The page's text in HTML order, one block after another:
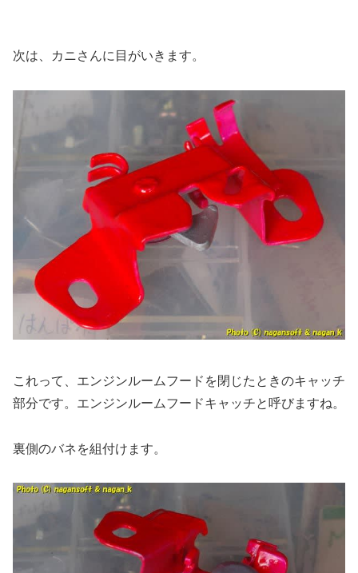
次は、カニさんに目がいきます。
これって、エンジンルームフードを閉じたときのキャッチ
部分です。エンジンルームフードキャッチと呼びますね。
裏側のバネを組付けます。